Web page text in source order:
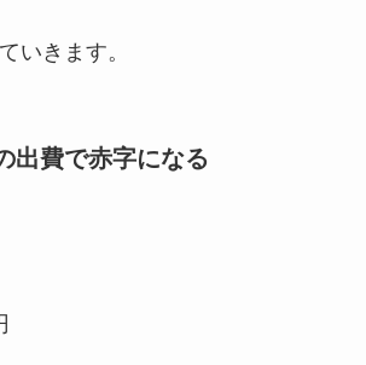
いきます。
出費で赤字になる